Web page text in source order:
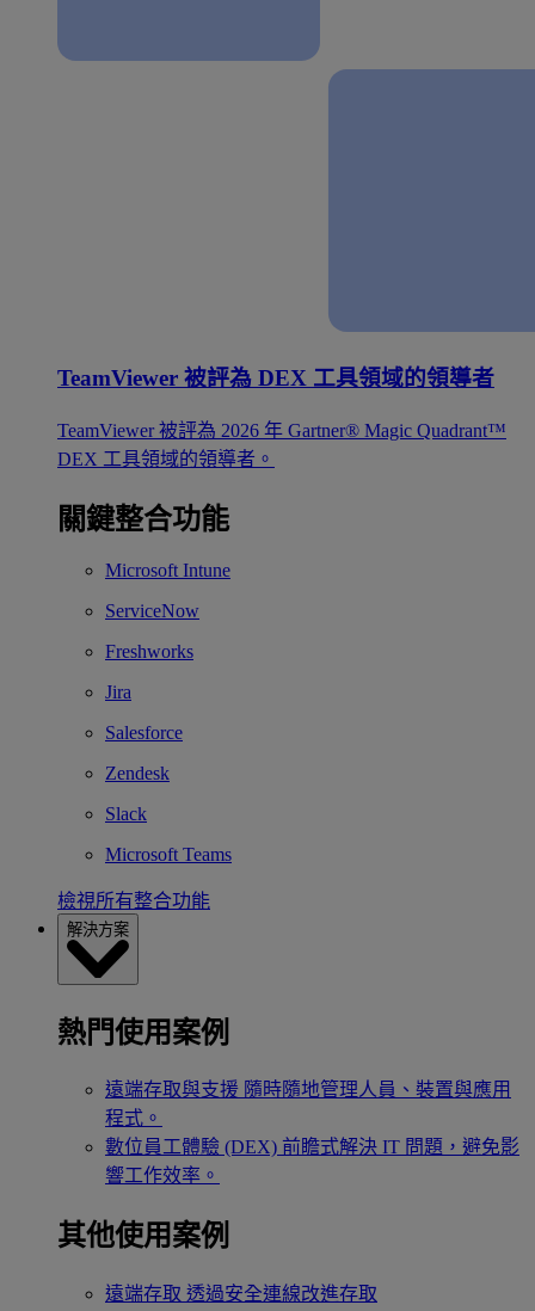
TeamViewer 被評為 DEX 工具領域的領導者
TeamViewer 被評為 2026 年 Gartner® Magic Quadrant™
DEX 工具領域的領導者。
關鍵整合功能
Microsoft Intune
ServiceNow
Freshworks
Jira
Salesforce
Zendesk
Slack
Microsoft Teams
檢視所有整合功能
解決方案
熱門使用案例
遠端存取與支援 隨時隨地管理人員、裝置與應用
程式。
數位員工體驗 (DEX) 前瞻式解決 IT 問題，避免影
響工作效率。
其他使用案例
遠端存取 透過安全連線改進存取